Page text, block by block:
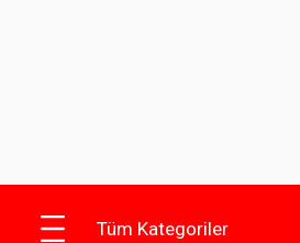
Tüm Kategoriler